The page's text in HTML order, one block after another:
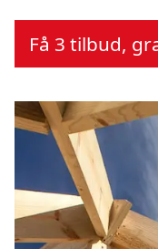
Få 3 tilbud,